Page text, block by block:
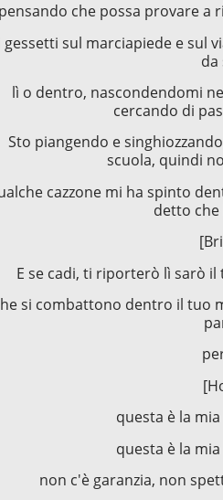
pensando che possa provare a
gessetti sul marciapiede e sul
da
lì o dentro, nascondendomi
cercando di
Sto piangendo e
scuola, quindi
cazzone mi ha spinto
detto
E se cadi, ti riporterò lì sarò
si combattono dentro il tuo
questa è la
questa è la
non c'è garanzia, non